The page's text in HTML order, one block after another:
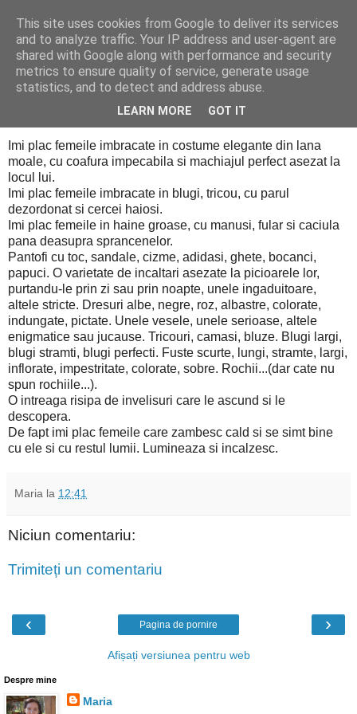
Cealalta realitate
vineri, decembrie 18, 2009
Imi plac femeile imbracate in costume elegante din lana
moale, cu coafura impecabila si machiajul perfect asezat la
locul lui.
Imi plac femeile imbracate in blugi, tricou, cu parul
dezordonat si cercei haiosi.
Imi plac femeile in haine groase, cu manusi, fular si caciula
pana deasupra sprancenelor.
Pantofi cu toc, sandale, cizme, adidasi, ghete, bocanci,
papuci. O varietate de incaltari asezate la picioarele lor,
purtandu-le prin zi sau prin noapte, unele ingaduitoare,
altele stricte. Dresuri albe, negre, roz, albastre, colorate,
indungate, pictate. Unele vesele, unele serioase, altele
enigmatice sau jucause. Tricouri, camasi, bluze. Blugi largi,
blugi stramti, blugi perfecti. Fuste scurte, lungi, stramte, largi,
inflorate, impestritate, colorate, sobre. Rochii...(dar cate nu
spun rochiile...).
O intreaga risipa de invelisuri care le ascund si le
descopera.
De fapt imi plac femeile care zambesc cald si se simt bine
cu ele si cu restul lumii. Lumineaza si incalzesc.
Maria la 12:41
Niciun comentariu:
Trimiteți un comentariu
‹ ›
Pagina de pornire
Afișați versiunea pentru web
Despre mine
Maria
This site uses cookies from Google to deliver its services
and to analyze traffic. Your IP address and user-agent are
shared with Google along with performance and security
metrics to ensure quality of service, generate usage
statistics, and to detect and address abuse.
LEARN MORE GOT IT